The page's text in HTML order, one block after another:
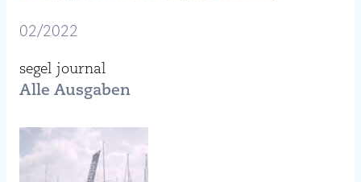
02/2022
segel journal
Alle Ausgaben